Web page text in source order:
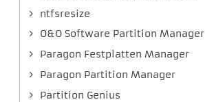
ntfsresize
O&O Software Partition Manager
Paragon Festplatten Manager
Paragon Partition Manager
Partition Genius